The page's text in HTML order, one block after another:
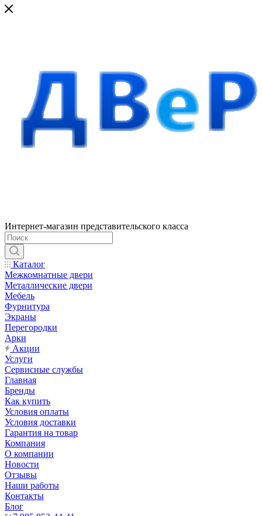
Интернет-магазин представительского класса
Каталог
Межкомнатные двери
Металлические двери
Мебель
Фурнитура
Экраны
Перегородки
Арки
Акции
Услуги
Сервисные службы
Главная
Бренды
Как купить
Условия оплаты
Условия доставки
Гарантия на товар
Компания
О компании
Новости
Отзывы
Наши работы
Контакты
Блог